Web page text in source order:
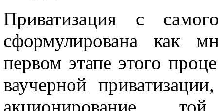
Приватизация с
сформулиро­вана как
первом этапе этого
ваучерной
акционирование